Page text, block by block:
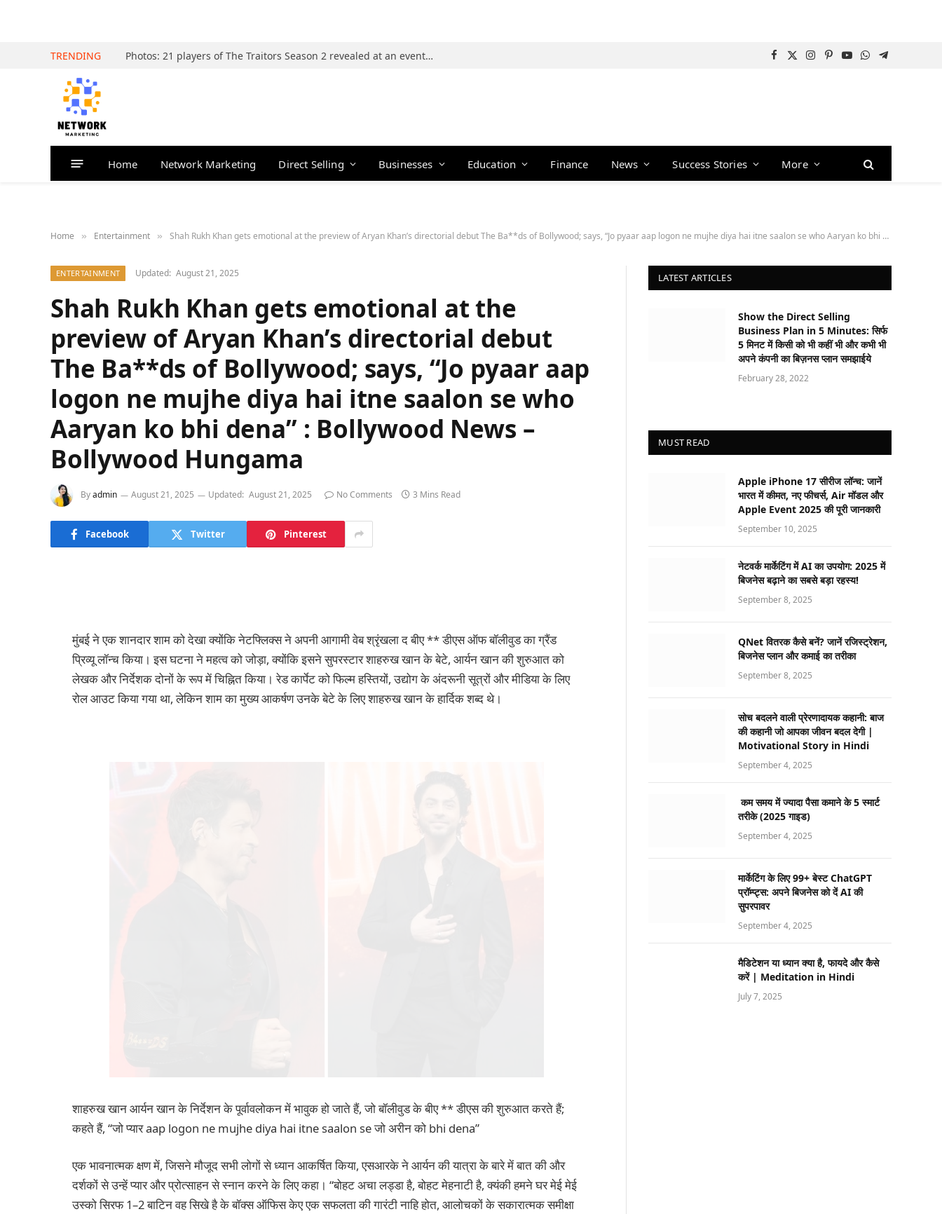
TRENDING Photos: 21 players of The Traitors Season 2 revealed at an event in Mumbai Facebook
X
Instagram
Pinterest
YouTube
WhatsApp
Telegram
Home Network Marketing Direct Selling Businesses Education Finance News Success Stories More
Home » Entertainment » Shah Rukh Khan gets emotional at the preview of Aryan Khan’s directorial debut The Ba**ds of Bollywood; says, “Jo pyaar aap logon ne mujhe diya hai itne saalon se who Aaryan ko bhi dena” : Bollywood News – Bollywood Hungama
ENTERTAINMENT Updated: August 21, 2025
Shah Rukh Khan gets emotional at the
preview of Aryan Khan’s directorial debut
The Ba**ds of Bollywood; says, “Jo pyaar aap
logon ne mujhe diya hai itne saalon se who
Aaryan ko bhi dena” : Bollywood News –
Bollywood Hungama
Byadmin August 21, 2025 Updated: August 21, 2025 No Comments 3 Mins Read
Facebook Twitter Pinterest
मुंबई ने एक शानदार शाम को देखा क्योंकि नेटफ्लिक्स ने अपनी आगामी वेब श्रृंखला द बीए ** डीएस ऑफ बॉलीवुड का ग्रैंड
प्रिव्यू लॉन्च किया। इस घटना ने महत्व को जोड़ा, क्योंकि इसने सुपरस्टार शाहरुख खान के बेटे, आर्यन खान की शुरुआत को
लेखक और निर्देशक दोनों के रूप में चिह्नित किया। रेड कार्पेट को फिल्म हस्तियों, उद्योग के अंदरूनी सूत्रों और मीडिया के लिए
रोल आउट किया गया था, लेकिन शाम का मुख्य आकर्षण उनके बेटे के लिए शाहरुख खान के हार्दिक शब्द थे।
शाहरुख खान आर्यन खान के निर्देशन के पूर्वावलोकन में भावुक हो जाते हैं, जो बॉलीवुड के बीए ** डीएस की शुरुआत करते हैं;
कहते हैं, “जो प्यार aap logon ne mujhe diya hai itne saalon se जो अरीन को bhi dena”
एक भावनात्मक क्षण में, जिसने मौजूद सभी लोगों से ध्यान आकर्षित किया, एसआरके ने आर्यन की यात्रा के बारे में बात की और
दर्शकों से उन्हें प्यार और प्रोत्साहन से स्नान करने के लिए कहा। “बोहट अचा लड्डा है, बोहट मेहनाटी है, क्यंकी हमने घर मेई मेई
उस्को सिरफ 1–2 बाटिन वह सिखे है के बॉक्स ऑफिस केए एक सफलता की गारंटी नाहि होत, आलोचकों के सकारात्मक समीक्षा
LATEST ARTICLES
Show the Direct Selling
Business Plan in 5 Minutes: सिर्फ
5 मिनट में किसी को भी कहीं भी और कभी भी
अपने कंपनी का बिज़नस प्लान समझाईये
February 28, 2022
MUST READ
Apple iPhone 17 सीरीज लॉन्च: जानें
भारत में कीमत, नए फीचर्स, Air मॉडल और
Apple Event 2025 की पूरी जानकारी
September 10, 2025
नेटवर्क मार्केटिंग में AI का उपयोग: 2025 में
बिजनेस बढ़ाने का सबसे बड़ा रहस्य!
September 8, 2025
QNet वितरक कैसे बनें? जानें रजिस्ट्रेशन,
बिजनेस प्लान और कमाई का तरीका
September 8, 2025
सोच बदलने वाली प्रेरणादायक कहानी: बाज
की कहानी जो आपका जीवन बदल देगी |
Motivational Story in Hindi
September 4, 2025
कम समय में ज्यादा पैसा कमाने के 5 स्मार्ट
तरीके (2025 गाइड)
September 4, 2025
मार्केटिंग के लिए 99+ बेस्ट ChatGPT
प्रॉम्प्ट्स: अपने बिजनेस को दें AI की
सुपरपावर
September 4, 2025
मैडिटेशन या ध्यान क्या है, फायदे और कैसे
करें | Meditation in Hindi
July 7, 2025